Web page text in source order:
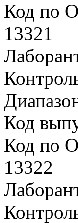
Код по
13321
Код
Код по
13322